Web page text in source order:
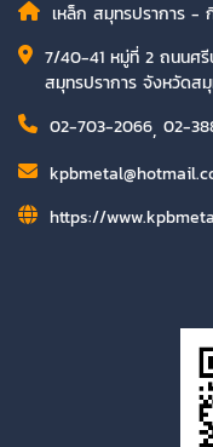
เหล็ก สมุทรปราการ -
7/40-41 หมู่ที่ 2 ถนนศรี
สมุทรปราการ จังหวัดส
02-703-2066, 02-
https://